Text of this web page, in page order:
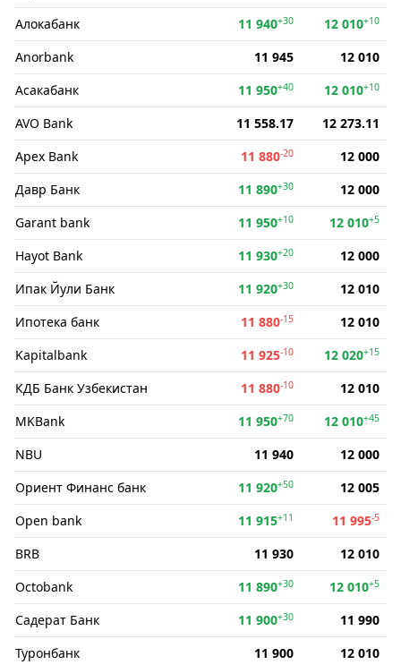
Алокабанк
11 940+30 12 010+10
Anorbank 11 945
12 010
Асакабанк
11 950+40 12 010+10
AVO Bank 11 558.17
12 273.11
Apex Bank
11 880-20
12 000
Давр Банк
11 890+30
12 000
Garant bank
11 950+10 12 010+5
Hayot Bank 11 930+20
12 000
Ипак Йули Банк
11 920+30
12 010
Ипотека банк
11 880-15
12 010
Kapitalbank
11 925-10 12 020+15
КДБ Банк Узбекистан 11 880-10
12 010
MKBank
11 950+70 12 010+45
NBU 11 940
12 000
Ориент Финанс банк
11 920+50
12 005
Open bank
11 915+11 11 995-5
BRB 11 930
12 010
Octobank
11 890+30 12 010+5
Садерат Банк 11 900+30
11 990
Туронбанк
11 900
12 010